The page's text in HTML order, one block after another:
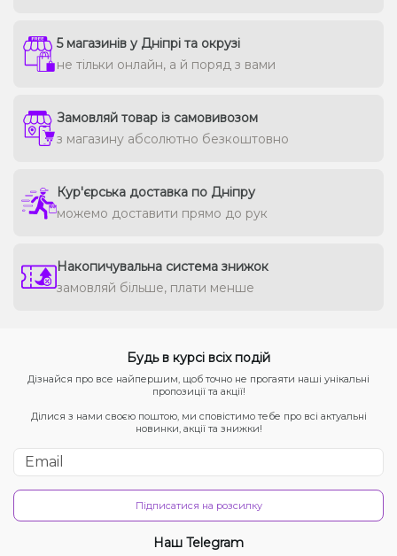
5 магазинів у Дніпрі та окрузі
не тільки онлайн, а й поряд з вами
Замовляй товар із самовивозом
з магазину абсолютно безкоштовно
Кур'єрська доставка по Дніпру
можемо доставити прямо до рук
Накопичувальна система знижок
замовляй більше, плати менше
Будь в курсі всіх подій
Дізнайся про все найпершим, щоб точно не прогаяти наші унікальні
пропозиції та акції!
Ділися з нами своєю поштою, ми сповістимо тебе про всі актуальні
новинки, акції та знижки!
Підписатися на розсилку
Наш Telegram